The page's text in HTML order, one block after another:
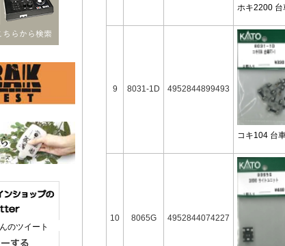
ホキ2200 台
9 8031-1D 4952844899493
コキ104 台
10 8065G 4952844074227
のツイート